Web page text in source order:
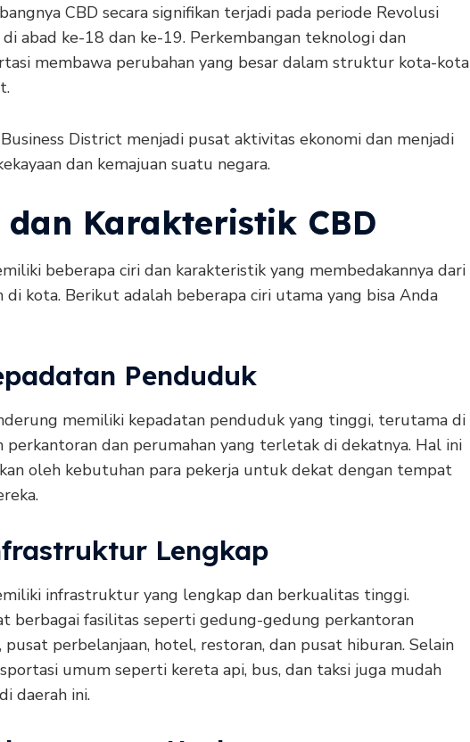
CBD secara signifikan terjadi pada periode Revolusi
abad ke-18 dan ke-19. Perkembangan teknologi dan
membawa perubahan yang besar dalam struktur kota-kota
District menjadi pusat aktivitas ekonomi dan menjadi
dan kemajuan suatu negara.
dan Karakteristik CBD
beberapa ciri dan karakteristik yang membedakannya dari
di kota. Berikut adalah beberapa ciri utama yang bisa Anda
Penduduk
memiliki kepadatan penduduk yang tinggi, terutama di
perkantoran dan perumahan yang terletak di dekatnya. Hal ini
oleh kebutuhan para pekerja untuk dekat dengan tempat
Lengkap
infrastruktur yang lengkap dan berkualitas tinggi.
berbagai fasilitas seperti gedung-gedung perkantoran
pusat perbelanjaan, hotel, restoran, dan pusat hiburan. Selain
umum seperti kereta api, bus, dan taksi juga mudah
daerah ini.